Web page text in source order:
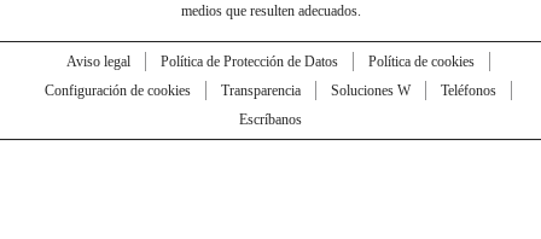
medios que resulten adecuados.
Aviso legal Política de Protección de Datos
Política de cookies
Configuración de cookies
Transparencia Soluciones W
Teléfonos
Escríbanos